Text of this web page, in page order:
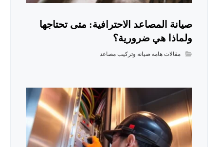
صيانة المصاعد الاحترافية: متى تحتاجها
ولماذا هي ضرورية؟
مقالات هامه صيانه وتركيب مصاعد